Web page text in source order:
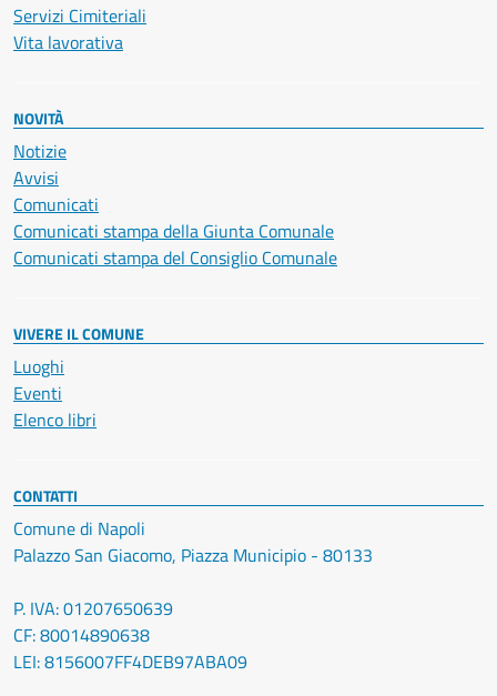
Servizi Cimiteriali
Vita lavorativa
NOVITÀ
Notizie
Avvisi
Comunicati
Comunicati stampa della Giunta Comunale
Comunicati stampa del Consiglio Comunale
VIVERE IL COMUNE
Luoghi
Eventi
Elenco libri
CONTATTI
Comune di Napoli
Palazzo San Giacomo, Piazza Municipio - 80133
P. IVA: 01207650639
CF: 80014890638
LEI: 8156007FF4DEB97ABA09